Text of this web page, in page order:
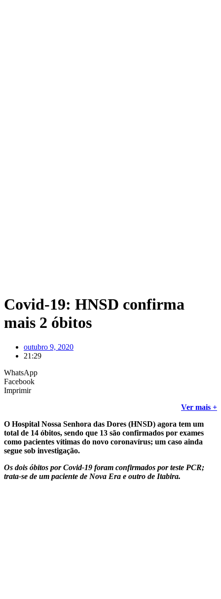
Covid-19: HNSD confirma
mais 2 óbitos
outubro 9, 2020
21:29
WhatsApp
Facebook
Imprimir
Ver mais +
O Hospital Nossa Senhora das Dores (HNSD) agora tem um
total de 14 óbitos, sendo que 13 são confirmados por exames
como pacientes vítimas do novo coronavírus; um caso ainda
segue sob investigação.
Os dois óbitos por Covid-19 foram confirmados por teste PCR;
trata-se de um paciente de Nova Era e outro de Itabira.